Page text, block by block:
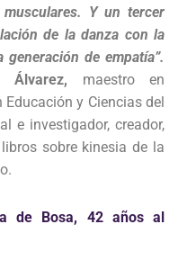
Y un tercer
de la danza con la
de empatía”.
Álvarez, maestro en
y Ciencias del
e investigador, creador,
sobre kinesia de la
de Bosa, 42 años al